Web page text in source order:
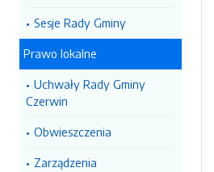
Sesje Rady Gminy
Prawo lokalne
Uchwały Rady Gminy
Czerwin
Obwieszczenia
Zarządzenia